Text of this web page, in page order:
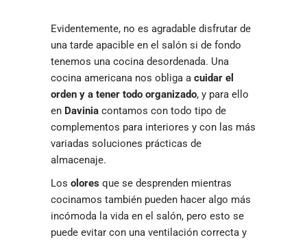
Evidentemente, no es agradable disfrutar de
una tarde apacible en el salón si de fondo
tenemos una cocina desordenada. Una
cocina americana nos obliga a cuidar el
orden y a tener todo organizado, y para ello
en Davinia contamos con todo tipo de
complementos para interiores y con las más
variadas soluciones prácticas de
almacenaje.
Los olores que se desprenden mientras
cocinamos también pueden hacer algo más
incómoda la vida en el salón, pero esto se
puede evitar con una ventilación correcta y